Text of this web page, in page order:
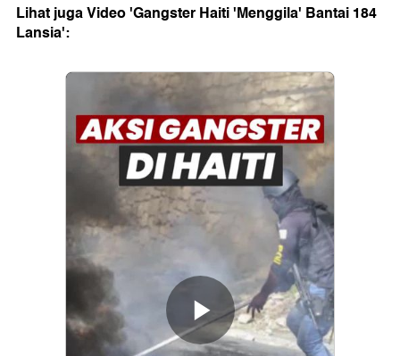
Lihat juga Video 'Gangster Haiti 'Menggila' Bantai 184
Lansia':